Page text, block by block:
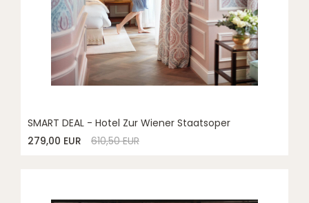
SMART DEAL - Hotel Zur Wiener Staatsoper
279,00 EUR
610,50 EUR